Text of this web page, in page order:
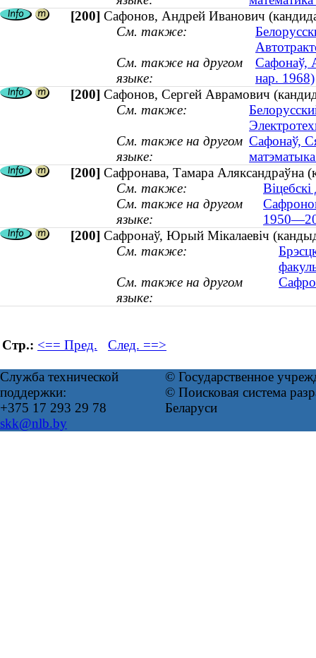
[200] Сафонов, Андрей Иванович
См. также:
См. также на другом
языке:
Сафонаў,
нар. 1968)
[200] Сафонов, Сергей Аврамович
См. также:
См. также на другом
языке:
Сафонаў,
[200] Сафронава, Тамара
См. также:
См. также на другом
языке:
[200] Сафронаў, Юрый Мікалаевіч
См. также:
См. также на другом
языке:
Стр.: <== Пред. След. ==>
Служба технической
поддержки:
+375 17 293 29 78
skk@nlb.by
© Государственное
© Поисковая система
Беларуси